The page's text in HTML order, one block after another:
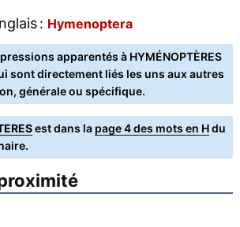
: Hymenoptera
apparentés à HYMÉNOPTÈRES
sont directement liés les uns aux autres
générale ou spécifique.
est dans la page 4 des mots en Hdu